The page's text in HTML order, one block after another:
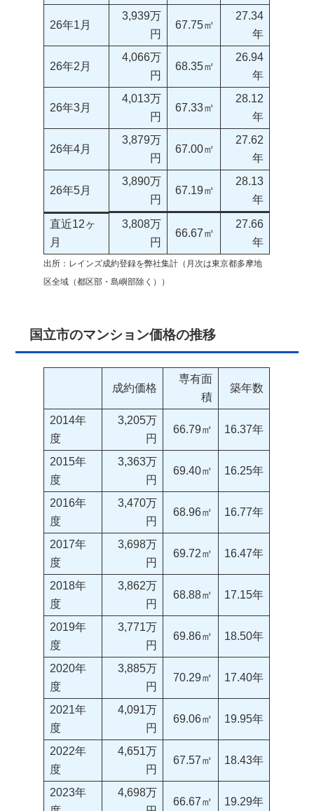
26年1月
3,939万
円
67.75㎡
27.34
年
26年2月
4,066万
円
68.35㎡
26.94
年
26年3月
4,013万
円
67.33㎡
28.12
年
26年4月
3,879万
円
67.00㎡
27.62
年
26年5月
3,890万
円
67.19㎡
28.13
年
直近12ヶ
月
3,808万
円
66.67㎡
27.66
年
出所：レインズ成約登録を弊社集計（月次は東京都多摩地
区全域（都区部・島嶼部除く））
国立市のマンション価格の推移
成約価格
専有面
積
築年数
2014年
度
3,205万
円
66.79㎡ 16.37年
2015年
度
3,363万
円
69.40㎡ 16.25年
2016年
度
3,470万
円
68.96㎡ 16.77年
2017年
度
3,698万
円
69.72㎡ 16.47年
2018年
度
3,862万
円
68.88㎡ 17.15年
2019年
度
3,771万
円
69.86㎡ 18.50年
2020年
度
3,885万
円
70.29㎡ 17.40年
2021年
度
4,091万
円
69.06㎡ 19.95年
2022年
度
4,651万
円
67.57㎡ 18.43年
2023年
4,698万
66.67㎡ 19.29年